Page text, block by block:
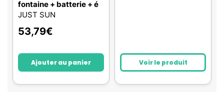
fontaine + batterie + é
JUST SUN
53,79€
Ajouter au panier Voir le produit